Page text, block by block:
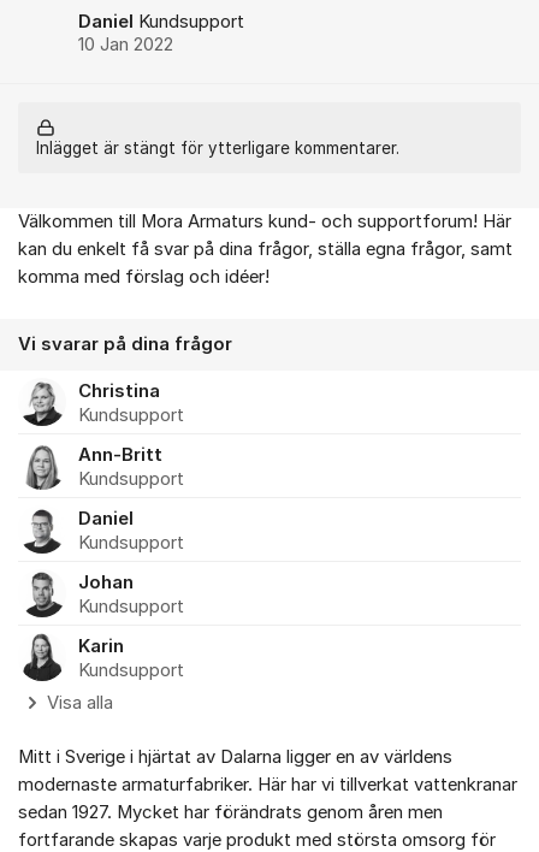
Daniel Kundsupport
10 Jan 2022
Inlägget är stängt för ytterligare kommentarer.
Om forumet
Välkommen till Mora Armaturs kund- och supportforum! Här
kan du enkelt få svar på dina frågor, ställa egna frågor, samt
komma med förslag och idéer!
Vi svarar på dina frågor
Christina
Kundsupport
Ann-Britt
Kundsupport
Daniel
Kundsupport
Johan
Kundsupport
Karin
Kundsupport
Visa alla
Mitt i Sverige i hjärtat av Dalarna ligger en av världens
modernaste armaturfabriker. Här har vi tillverkat vattenkranar
sedan 1927. Mycket har förändrats genom åren men
fortfarande skapas varje produkt med största omsorg för